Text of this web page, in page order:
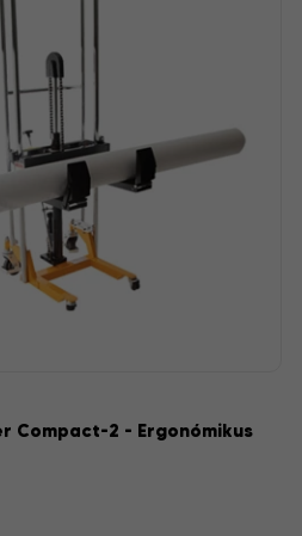
Compact-2 - Ergonómikus